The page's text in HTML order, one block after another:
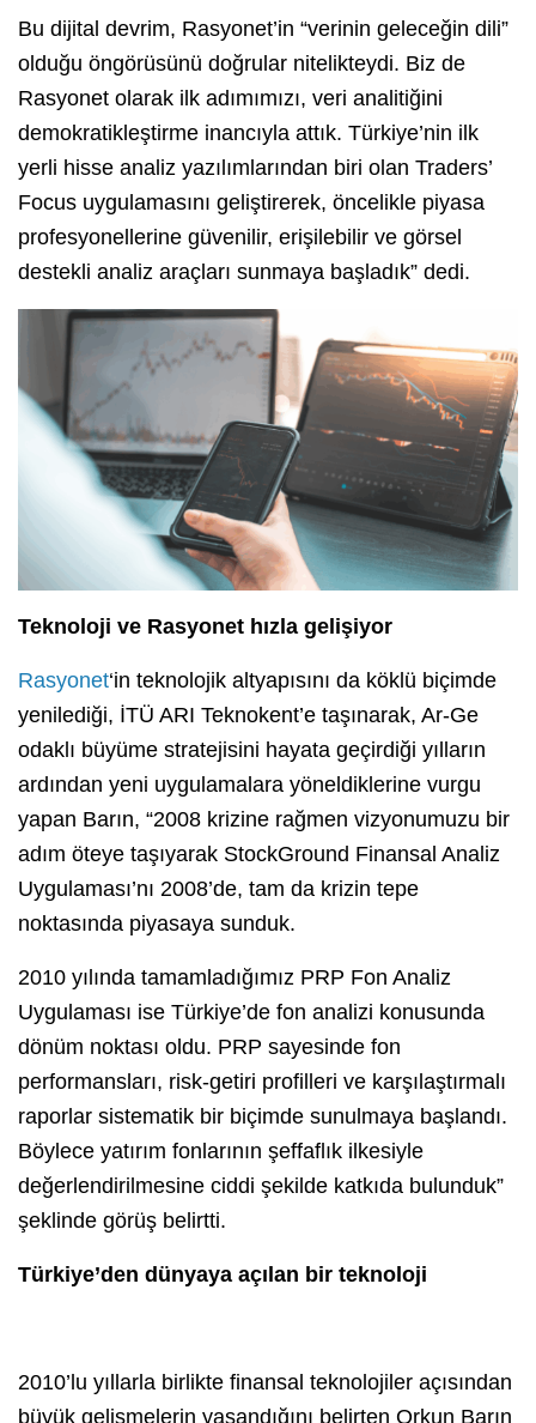
Bu dijital devrim, Rasyonet’in “verinin geleceğin dili”
olduğu öngörüsünü doğrular nitelikteydi. Biz de
Rasyonet olarak ilk adımımızı, veri analitiğini
demokratikleştirme inancıyla attık. Türkiye’nin ilk
yerli hisse analiz yazılımlarından biri olan Traders’
Focus uygulamasını geliştirerek, öncelikle piyasa
profesyonellerine güvenilir, erişilebilir ve görsel
destekli analiz araçları sunmaya başladık” dedi.
Teknoloji ve Rasyonet hızla gelişiyor
Rasyonet‘in teknolojik altyapısını da köklü biçimde
yenilediği, İTÜ ARI Teknokent’e taşınarak, Ar-Ge
odaklı büyüme stratejisini hayata geçirdiği yılların
ardından yeni uygulamalara yöneldiklerine vurgu
yapan Barın, “2008 krizine rağmen vizyonumuzu bir
adım öteye taşıyarak StockGround Finansal Analiz
Uygulaması’nı 2008’de, tam da krizin tepe
noktasında piyasaya sunduk.
2010 yılında tamamladığımız PRP Fon Analiz
Uygulaması ise Türkiye’de fon analizi konusunda
dönüm noktası oldu. PRP sayesinde fon
performansları, risk-getiri profilleri ve karşılaştırmalı
raporlar sistematik bir biçimde sunulmaya başlandı.
Böylece yatırım fonlarının şeffaflık ilkesiyle
değerlendirilmesine ciddi şekilde katkıda bulunduk”
şeklinde görüş belirtti.
Türkiye’den dünyaya açılan bir teknoloji
2010’lu yıllarla birlikte finansal teknolojiler açısından
büyük gelişmelerin yaşandığını belirten Orkun Barın